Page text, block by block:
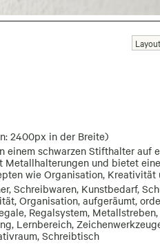
2400px in der Breite)
schwarzen Stifthalter auf
Metallhalterungen und bietet
wie Organisation, Kreativität
Schreibwaren, Kunstbedarf,
Organisation, aufgeräumt,
Regalsystem,
Lernbereich,
Schreibtisch